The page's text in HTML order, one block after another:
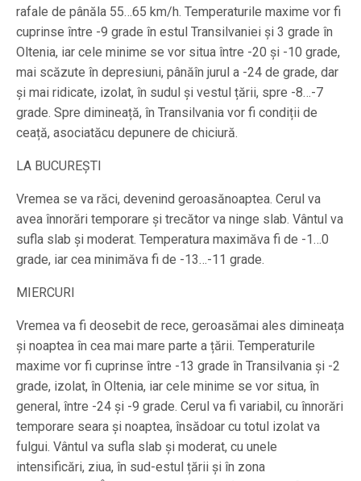
rafale de pânăla 55…65 km/h. Temperaturile maxime vor fi
cuprinse între -9 grade în estul Transilvaniei și 3 grade în
Oltenia, iar cele minime se vor situa între -20 și -10 grade,
mai scăzute în depresiuni, pânăîn jurul a -24 de grade, dar
și mai ridicate, izolat, în sudul și vestul țării, spre -8…-7
grade. Spre dimineață, în Transilvania vor fi condiții de
ceață, asociatăcu depunere de chiciură.
LA BUCUREȘTI
Vremea se va răci, devenind geroasănoaptea. Cerul va
avea înnorări temporare și trecător va ninge slab. Vântul va
sufla slab și moderat. Temperatura maximăva fi de -1…0
grade, iar cea minimăva fi de -13…-11 grade.
MIERCURI
Vremea va fi deosebit de rece, geroasămai ales dimineața
și noaptea în cea mai mare parte a țării. Temperaturile
maxime vor fi cuprinse între -13 grade în Transilvania și -2
grade, izolat, în Oltenia, iar cele minime se vor situa, în
general, între -24 și -9 grade. Cerul va fi variabil, cu înnorări
temporare seara și noaptea, însădoar cu totul izolat va
fulgui. Vântul va sufla slab și moderat, cu unele
intensificări, ziua, în sud-estul țării și în zona